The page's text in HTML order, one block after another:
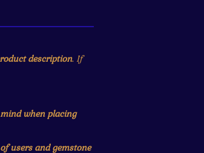
description. If
when placing
users and gemstone